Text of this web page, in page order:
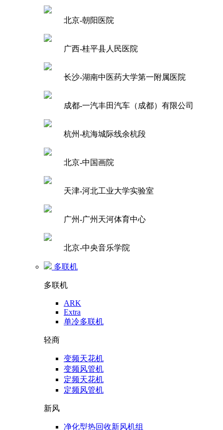
北京-朝阳医院
广西-桂平县人民医院
长沙-湖南中医药大学第一附属医院
成都-一汽丰田汽车（成都）有限公司
杭州-杭海城际线余杭段
北京-中国画院
天津-河北工业大学实验室
广州-广州天河体育中心
北京-中央音乐学院
多联机
多联机
ARK
Extra
单冷多联机
轻商
变频天花机
变频风管机
定频天花机
定频风管机
新风
净化型热回收新风机组